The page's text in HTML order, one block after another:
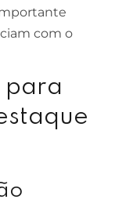
com o
para